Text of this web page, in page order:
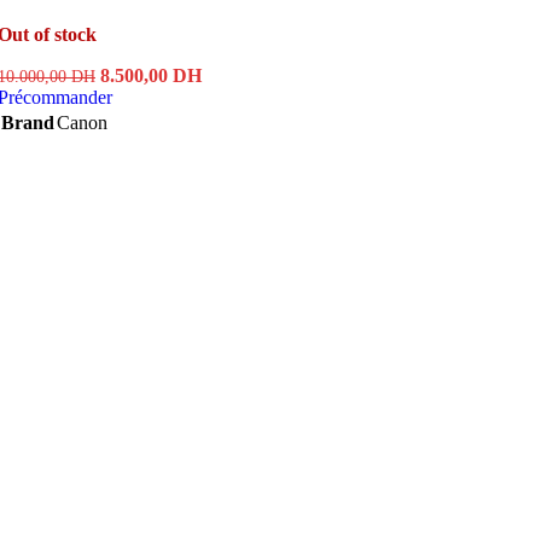
of stock
DH Original
price
was:
8.500,00 DHCurrent
BrandCanon